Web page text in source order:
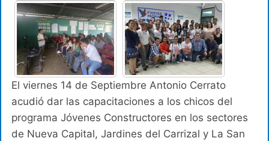
El viernes 14 de Septiembre Antonio Cerrato
acudió dar las capacitaciones a los chicos del
programa Jóvenes Constructores en los sectores
de Nueva Capital, Jardines del Carrizal y La San